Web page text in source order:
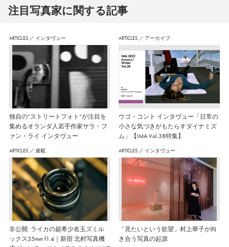
注⽬写真家に関する記事
ARTICLES ／ インタヴュー
独自の“ストリートフォト”が注目を
集めるオランダ人若手作家サラ・フ
ァン・ライ インタヴュー
ARTICLES ／ アーカイブ
ウゴ・コント インタヴュー「日常の
小さな気づきがもたらすダイナミズ
ム」【IMA Vol.38特集】
ARTICLES ／ 連載
非公開: ライカの超希少名玉ズミル
ックス35mm f1.4｜新宿 北村写真機
ARTICLES ／ インタヴュー
「見たいという欲望」村上華子が向
き合う写真の起源